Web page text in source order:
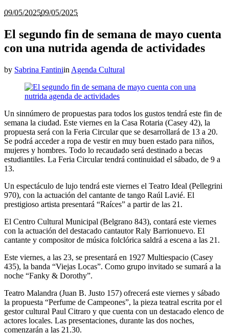
09/05/202509/05/2025
El segundo fin de semana de mayo cuenta
con una nutrida agenda de actividades
by Sabrina Fantiniin Agenda Cultural
Un sinnúmero de propuestas para todos los gustos tendrá este fin de
semana la ciudad. Este viernes en la Casa Rotaria (Casey 42), la
propuesta será con la Feria Circular que se desarrollará de 13 a 20.
Se podrá acceder a ropa de vestir en muy buen estado para niños,
mujeres y hombres. Todo lo recaudado será destinado a becas
estudiantiles. La Feria Circular tendrá continuidad el sábado, de 9 a
13.
Un espectáculo de lujo tendrá este viernes el Teatro Ideal (Pellegrini
970), con la actuación del cantante de tango Raúl Lavié. El
prestigioso artista presentará “Raíces” a partir de las 21.
El Centro Cultural Municipal (Belgrano 843), contará este viernes
con la actuación del destacado cantautor Raly Barrionuevo. El
cantante y compositor de música folclórica saldrá a escena a las 21.
Este viernes, a las 23, se presentará en 1927 Multiespacio (Casey
435), la banda “Viejas Locas”. Como grupo invitado se sumará a la
noche “Fanky & Dorothy”.
Teatro Malandra (Juan B. Justo 157) ofrecerá este viernes y sábado
la propuesta “Perfume de Campeones”, la pieza teatral escrita por el
gestor cultural Paul Citraro y que cuenta con un destacado elenco de
actores locales. Las presentaciones, durante las dos noches,
comenzarán a las 21.30.